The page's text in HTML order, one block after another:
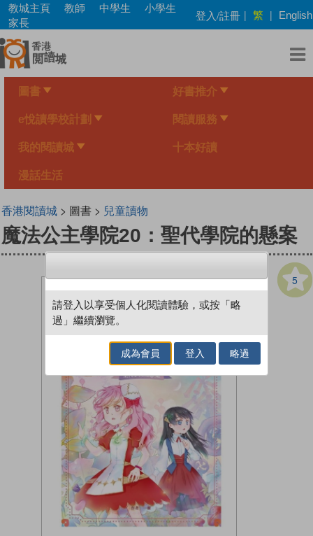
Skip
main
content
教城主頁 教師 中學生
小學生
家長
登入/註冊 | 繁 | English
圖書 好書推介
e悅讀學校計劃 閱讀服務
我的閱讀城 十本好讀
漫話生活
香港閱讀城> 圖書 > 兒童讀物
魔法公主學院20：聖代學院的懸案
5
請登入以享受個人化閱讀體驗，或按「略
過」繼續瀏覽。
成為會員 登入 略過